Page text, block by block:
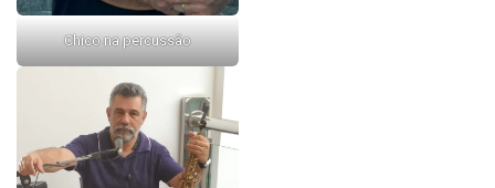
Chico na percussão